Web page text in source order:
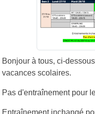
Bonjour à tous, ci-
vacances scolaires.
Pas d'entraînement pour
Entraînement inchangé